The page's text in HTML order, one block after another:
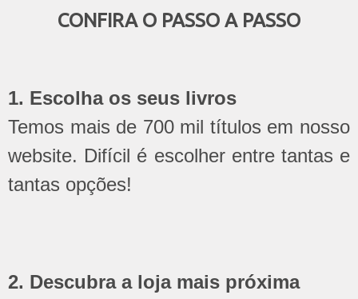
CONFIRA O PASSO A PASSO
1. Escolha os seus livros
Temos mais de 700 mil títulos em nosso
website. Difícil é escolher entre tantas e
tantas opções!
2. Descubra a loja mais próxima